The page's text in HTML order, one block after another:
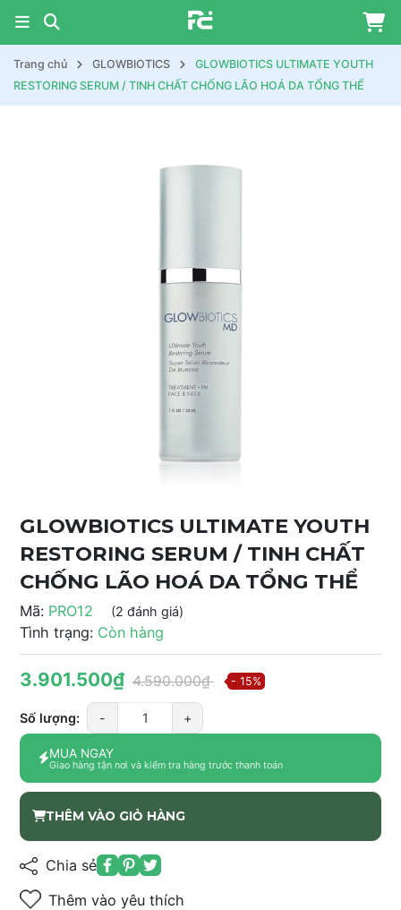
Trang chủ GLOWBIOTICS
GLOWBIOTICS ULTIMATE YOUTH
RESTORING SERUM / TINH CHẤT CHỐNG LÃO HOÁ DA TỔNG THỂ
GLOWBIOTICS ULTIMATE YOUTH
RESTORING SERUM / TINH CHẤT
CHỐNG LÃO HOÁ DA TỔNG THỂ
Mã: PRO12 (2 đánh giá)
Tình trạng: Còn hàng
3.901.500₫ 4.590.000₫ - 15%
Số lượng: - +
MUA NGAY
Giao hàng tận nơi và kiểm tra hàng trước thanh toán
THÊM VÀO GIỎ HÀNG
Chia sẻ
Thêm vào yêu thích